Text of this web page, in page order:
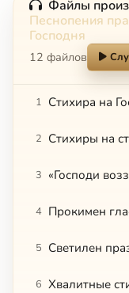
Файлы
Песнопения
Господня
12 файлов
1 Стихира на
2
3
4
5
6